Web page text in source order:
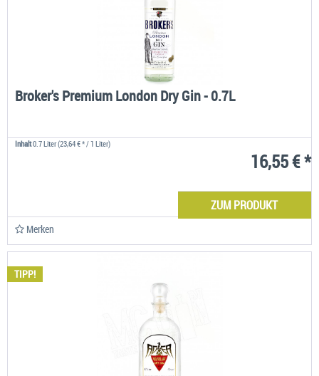
Broker's Premium London Dry Gin - 0.7L
Inhalt0.7 Liter(23,64 € * / 1 Liter)
16,55 € *
ZUM PRODUKT
Merken
TIPP!